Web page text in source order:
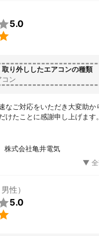
5.0
り外ししたエアコンの種類
コン
なご対応をいただき大変助
けたことに感謝申し上げます
株式会社亀井電気
性）
5.0